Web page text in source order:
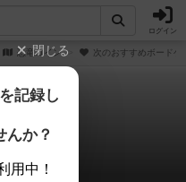
ログイン
恐竜コイン 次のおすすめボードゲ
ン
ドゲーム
閉じる
記録し
んか？
用中！